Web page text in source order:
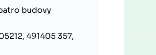
budovy
491405 357,